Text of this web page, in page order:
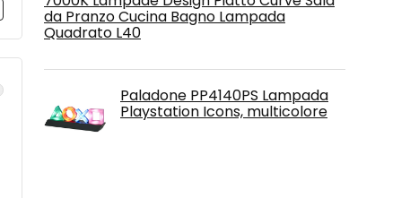
da Pranzo Cucina Bagno Lampada
Quadrato L40
Paladone PP4140PS Lampada
Playstation Icons, multicolore